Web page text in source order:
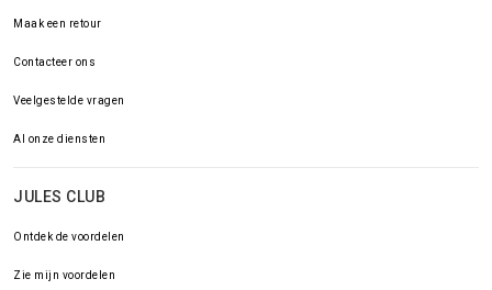
Maak een retour
Contacteer ons
Veelgestelde vragen
Al onze diensten
JULES CLUB
Ontdek de voordelen
Zie mijn voordelen